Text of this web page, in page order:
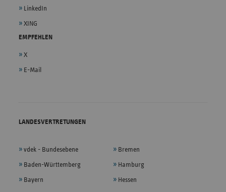
LinkedIn
XING
EMPFEHLEN
X
E-Mail
LANDESVERTRETUNGEN
vdek - Bundesebene
Baden-Württemberg
Bayern
Bremen
Hamburg
Hessen